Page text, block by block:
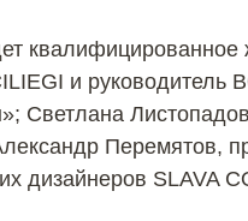
и руководитель
Светлана
Перемятов,
дизайнеров SLAVA